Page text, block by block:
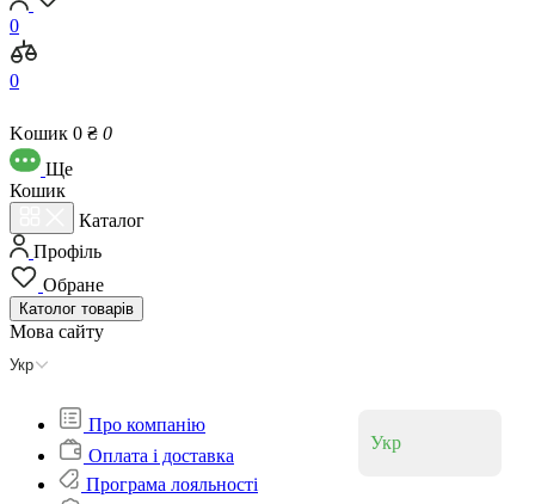
0
0
Kошик 0 ₴ 0
Ще
Кошик
Каталог
Профіль
Обране
Католог товарів
Мова сайту
Укр
Укр
Про компанію
Оплата і доставка
Програма лояльності